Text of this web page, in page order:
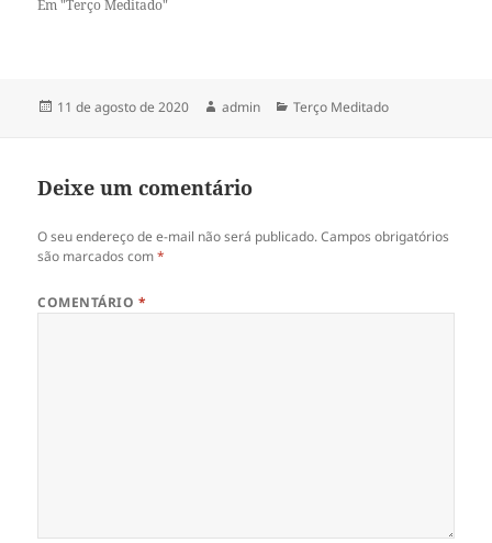
e
a
)
e
j
)
Em "Terço Meditado"
Publicado
11 de agosto de 2020 Autor
admin Categorias
Terço Meditado
Deixe um comentário
O seu endereço de e-mail não será publicado. Campos obrigatórios
são marcados com*
COMENTÁRIO *